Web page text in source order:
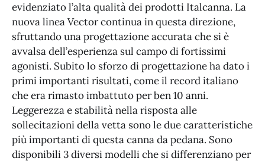
evidenziato l’alta qualità dei prodotti Italcanna. La
nuova linea Vector continua in questa direzione,
sfruttando una progettazione accurata che si è
avvalsa dell’esperienza sul campo di fortissimi
agonisti. Subito lo sforzo di progettazione ha dato i
primi importanti risultati, come il record italiano
che era rimasto imbattuto per ben 10 anni.
Leggerezza e stabilità nella risposta alle
sollecitazioni della vetta sono le due caratteristiche
più importanti di questa canna da pedana. Sono
disponibili 3 diversi modelli che si differenziano per